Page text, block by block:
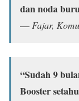
dan noda
— Fajar,
“Sudah 9
Booster